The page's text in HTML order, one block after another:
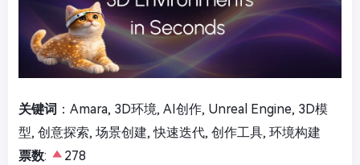
关键词 ：Amara, 3D环境, AI创作, Unreal Engine, 3D模
型, 创意探索, 场景创建, 快速迭代, 创作工具, 环境构建
票数:
278